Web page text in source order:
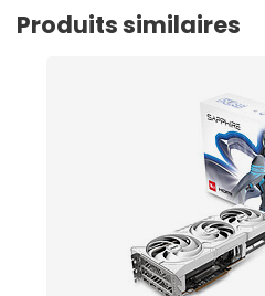
Produits similaires